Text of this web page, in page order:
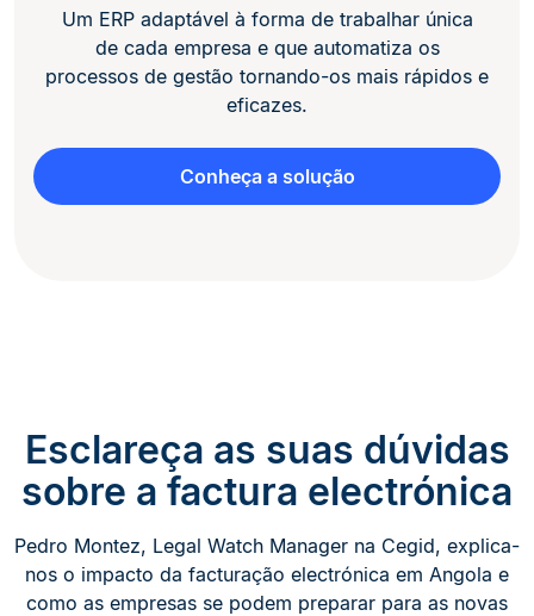
Um ERP adaptável à forma de trabalhar única
de cada empresa e que automatiza os
processos de gestão tornando-os mais rápidos e
eficazes.
Conheça a solução
Esclareça as suas dúvidas
sobre a factura electrónica
Pedro Montez, Legal Watch Manager na Cegid, explica-
nos o impacto da facturação electrónica em Angola e
como as empresas se podem preparar para as novas